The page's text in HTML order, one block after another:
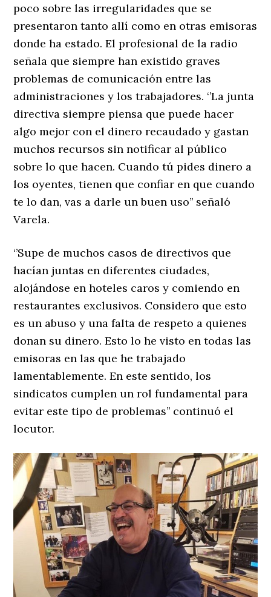
poco sobre las irregularidades que se
presentaron tanto allí como en otras emisoras
donde ha estado. El profesional de la radio
señala que siempre han existido graves
problemas de comunicación entre las
administraciones y los trabajadores. ‘’La junta
directiva siempre piensa que puede hacer
algo mejor con el dinero recaudado y gastan
muchos recursos sin notificar al público
sobre lo que hacen. Cuando tú pides dinero a
los oyentes, tienen que confiar en que cuando
te lo dan, vas a darle un buen uso’’ señaló
Varela.
‘’Supe de muchos casos de directivos que
hacían juntas en diferentes ciudades,
alojándose en hoteles caros y comiendo en
restaurantes exclusivos. Considero que esto
es un abuso y una falta de respeto a quienes
donan su dinero. Esto lo he visto en todas las
emisoras en las que he trabajado
lamentablemente. En este sentido, los
sindicatos cumplen un rol fundamental para
evitar este tipo de problemas’’ continuó el
locutor.